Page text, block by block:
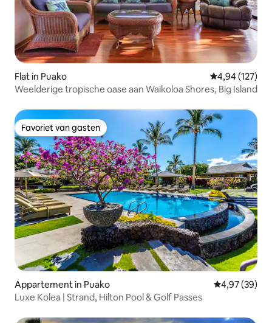
Flat in Puako Gemiddelde
4,94 (127)
Weelderige tropische oase aan Waikoloa Shores, Big Island
Favoriet van gasten
Favoriet van gasten
Appartement in Puako Gemiddelde
4,97 (39)
Luxe Kolea | Strand, Hilton Pool & Golf Passes